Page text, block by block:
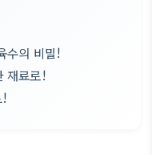
수의 비밀!
재료로!
!